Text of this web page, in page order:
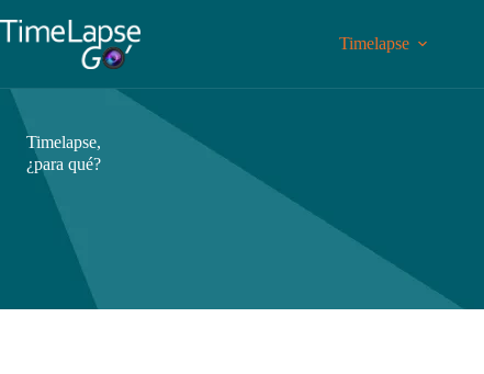
Timelapse
Timelapse,
¿para qué?